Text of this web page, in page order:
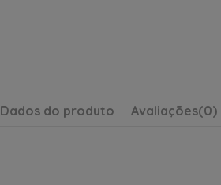
Dados do produto Avaliações(0)